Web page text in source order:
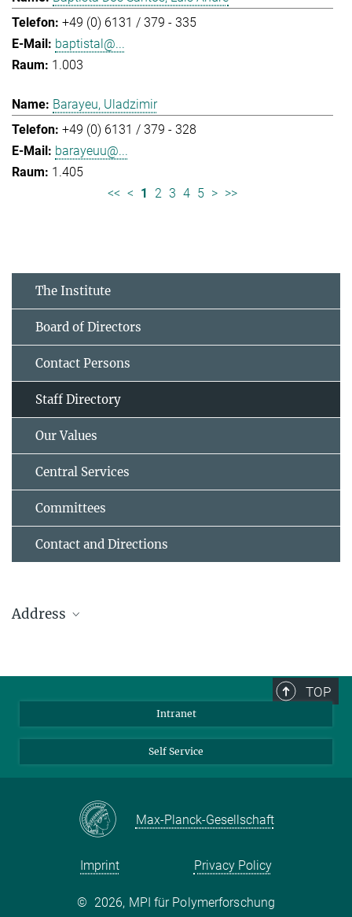
+49 (0) 6131 / 379 - 335
baptistal@...
1.003
Barayeu, Uladzimir
+49 (0) 6131 / 379 - 328
barayeuu@...
1.405
<< < 1 2 3 4 5 > >>
The Institute
Board of Directors
Contact Persons
Staff Directory
Our Values
Central Services
Committees
Contact and Directions
Address
55128 Mainz
Phone: +49 6131 379-0
Fax: +49 6131 379-100
TOP
Intranet
Self Service
Max-Planck-Gesellschaft
Imprint Privacy Policy
© 2026, MPI für Polymerforschung